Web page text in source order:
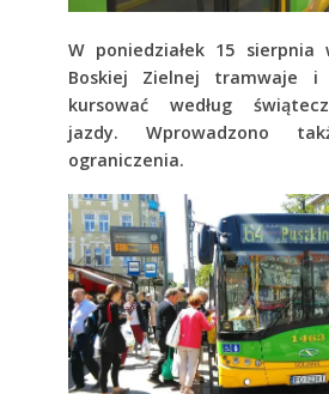
W poniedziałek 15
Boskiej Zielnej tramwaje i
kursować według
jazdy. Wprowadzono
ograniczenia.